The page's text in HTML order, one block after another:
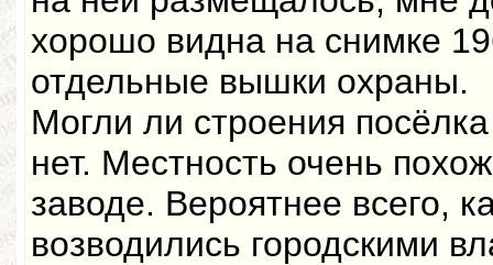
хорошо видна на снимке
отдельные вышки охраны.
Могли ли строения
нет. Местность очень
заводе. Вероятнее всего,
возводились городскими